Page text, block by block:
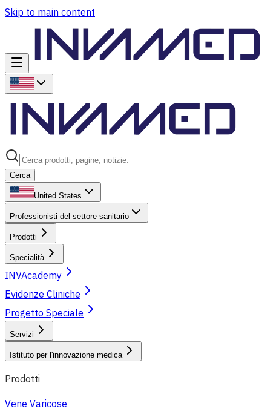
Skip to main content
Cerca
United States
Professionisti del settore sanitario
Prodotti
Specialità
INVAcademy
Evidenze Cliniche
Progetto Speciale
Servizi
Istituto per l'innovazione medica
Prodotti
Vene Varicose